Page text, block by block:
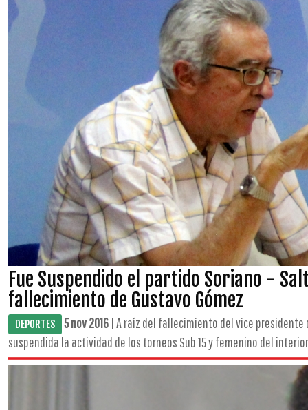
Fue Suspendido el partido Soriano -
fallecimiento de Gustavo Gómez
DEPORTES 5 nov 2016 | A raíz del fallecimiento del vice presidente
suspendida la actividad de los torneos Sub 15 y femenino del